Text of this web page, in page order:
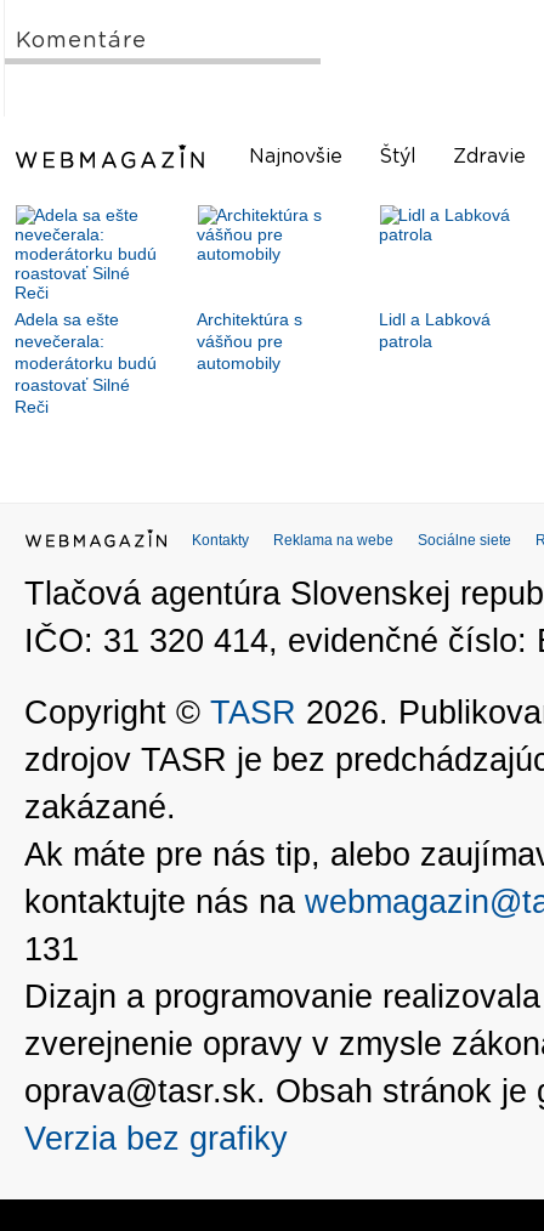
Komentáre
Najnovšie Štýl Zdravie
Adela sa ešte
nevečerala:
moderátorku budú
roastovať Silné
Reči
Architektúra s
vášňou pre
automobily
Lidl a Labková
patrola
Kontakty Reklama na webe Sociálne siete
Tlačová agentúra Slovenskej
IČO: 31 320 414, evidenčné číslo:
Copyright © TASR 2026.
zdrojov TASR je bez
zakázané.
Ak máte pre nás tip, alebo
kontaktujte nás na
131
Dizajn a programovanie
zverejnenie opravy v zmysle
oprava@tasr.sk. Obsah stránok
Verzia bez grafiky